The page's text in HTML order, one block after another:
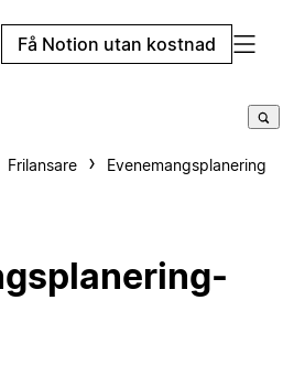
Få Notion utan kostnad
Frilansare Evenemangsplanering